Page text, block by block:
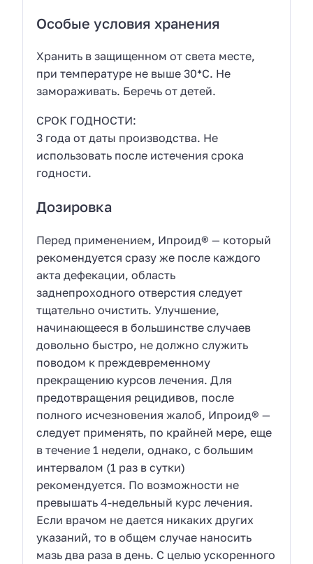
Особые условия хранения
Хранить в защищенном от света месте,
при температуре не выше 30*С. Не
замораживать. Беречь от детей.
СРОК ГОДНОСТИ:
3 года от даты производства. Не
использовать после истечения срока
годности.
Дозировка
Перед применением, Ипроид® — который
рекомендуется сразу же после каждого
акта дефекации, область
заднепроходного отверстия следует
тщательно очистить. Улучшение,
начинающееся в большинстве случаев
довольно быстро, не должно служить
поводом к преждевременному
прекращению курсов лечения. Для
предотвращения рецидивов, после
полного исчезновения жалоб, Ипроид® —
следует применять, по крайней мере, еще
в течение 1 недели, однако, с большим
интервалом (1 раз в сутки)
рекомендуется. По возможности не
превышать 4-недельный курс лечения.
Если врачом не дается никаких других
указаний, то в общем случае наносить
мазь два раза в день. С целью ускоренного